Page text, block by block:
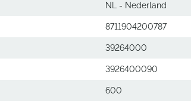
NL - Nederland
8711904200787
39264000
3926400090
600